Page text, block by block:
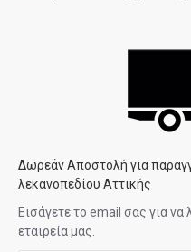
Δωρεάν Αποστολή για
λεκανοπεδίου Αττικής
Εισάγετε το email σας για
εταιρεία μας.